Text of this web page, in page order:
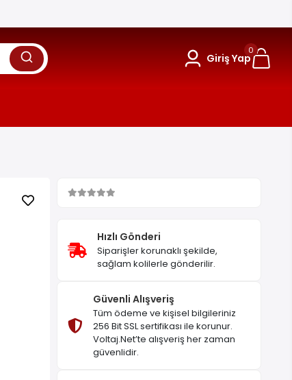
Giriş Yap
0
Hızlı Gönderi
Siparişler korunaklı şekilde,
sağlam kolilerle gönderilir.
Güvenli Alışveriş
Tüm ödeme ve kişisel bilgileriniz
256 Bit SSL sertifikası ile korunur.
Voltaj.Net’te alışveriş her zaman
güvenlidir.